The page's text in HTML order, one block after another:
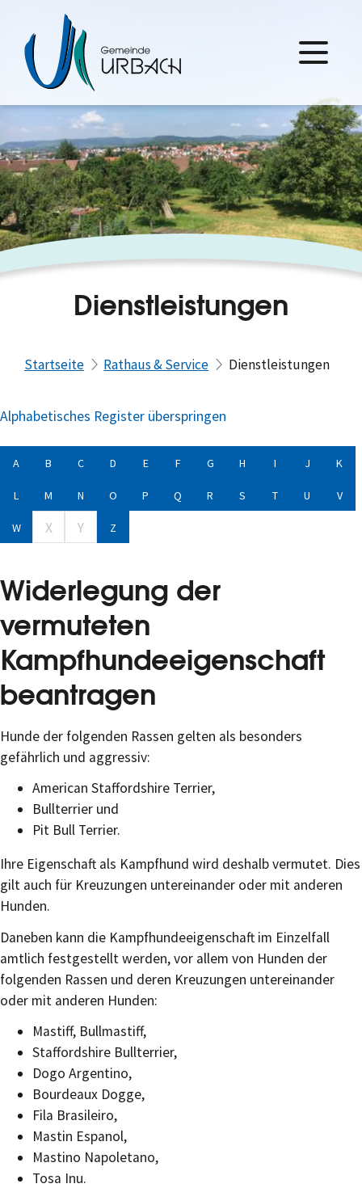
Dienstleistungen
Startseite Rathaus & Service Dienstleistungen
Alphabetisches Register überspringen
A B C D E F G H I J K
L M N O P Q R S T U V
W X Y Z
Widerlegung der
vermuteten
Kampfhundeeigenschaft
beantragen
Hunde der folgenden Rassen gelten als besonders
gefährlich und aggressiv:
American Staffordshire Terrier,
Bullterrier und
Pit Bull Terrier.
Ihre Eigenschaft als Kampfhund wird deshalb vermutet. Dies
gilt auch für Kreuzungen untereinander oder mit anderen
Hunden.
Daneben kann die Kampfhundeeigenschaft im Einzelfall
amtlich festgestellt werden, vor allem von Hunden der
folgenden Rassen und deren Kreuzungen untereinander
oder mit anderen Hunden:
Mastiff, Bullmastiff,
Staffordshire Bullterrier,
Dogo Argentino,
Bourdeaux Dogge,
Fila Brasileiro,
Mastin Espanol,
Mastino Napoletano,
Tosa Inu.